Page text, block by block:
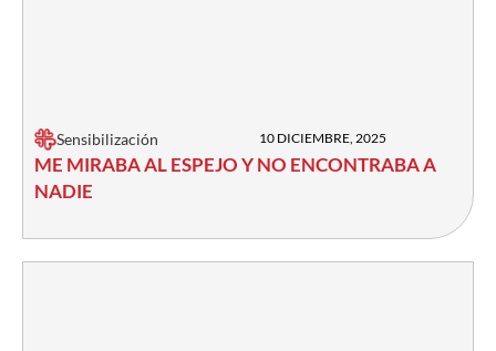
Sensibilización 10 DICIEMBRE, 2025
ME MIRABA AL ESPEJO Y NO ENCONTRABA A
NADIE